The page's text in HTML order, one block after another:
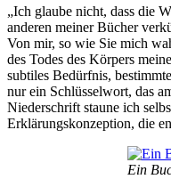
„Ich glaube nicht, dass die
anderen meiner Bücher
Von mir, so wie Sie mich
des Todes des Körpers
subtiles Bedürfnis,
nur ein Schlüsselwort, das
Niederschrift staune ich
Erklärungskonzeption, die
Ein